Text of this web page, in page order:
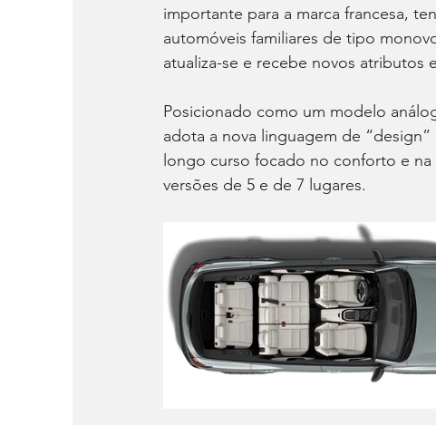
importante para a marca francesa,
automóveis familiares de tipo
atualiza-se e recebe novos
Posicionado como um modelo
adota a nova linguagem de
longo curso focado no conforto e
versões de 5 e de 7 lugares.